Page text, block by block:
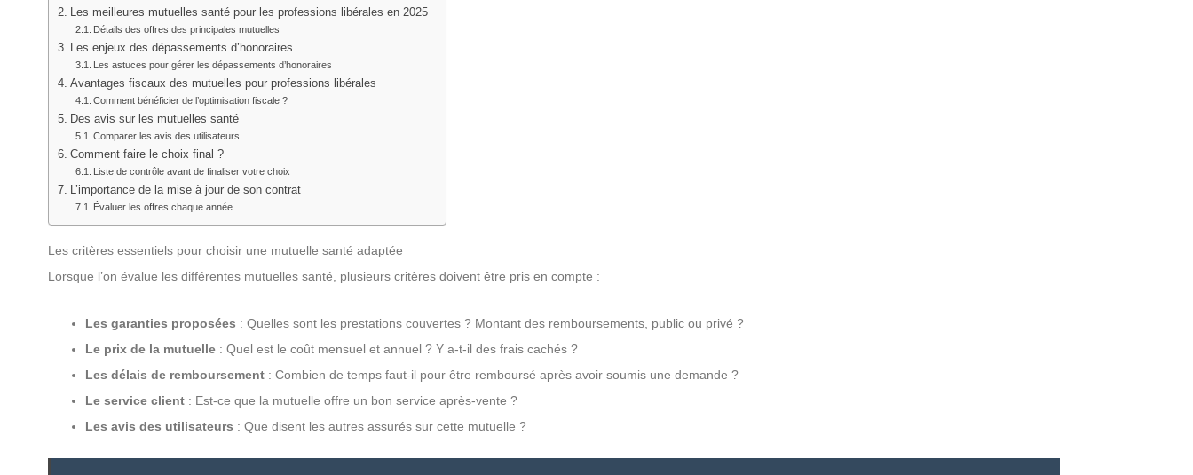
Les meilleures mutuelles santé pour les professions libérales en 2025
Détails des offres des principales mutuelles
Les enjeux des dépassements d’honoraires
Les astuces pour gérer les dépassements d’honoraires
Avantages fiscaux des mutuelles pour professions libérales
Comment bénéficier de l’optimisation fiscale ?
Des avis sur les mutuelles santé
Comparer les avis des utilisateurs
Comment faire le choix final ?
Liste de contrôle avant de finaliser votre choix
L’importance de la mise à jour de son contrat
Évaluer les offres chaque année
Les critères essentiels pour choisir une mutuelle santé adaptée
Lorsque l’on évalue les différentes mutuelles santé, plusieurs critères doivent être pris en compte :
Les garanties proposées : Quelles sont les prestations couvertes ? Montant des remboursements, public ou privé ?
Le prix de la mutuelle : Quel est le coût mensuel et annuel ? Y a-t-il des frais cachés ?
Les délais de remboursement : Combien de temps faut-il pour être remboursé après avoir soumis une demande ?
Le service client : Est-ce que la mutuelle offre un bon service après-vente ?
Les avis des utilisateurs : Que disent les autres assurés sur cette mutuelle ?